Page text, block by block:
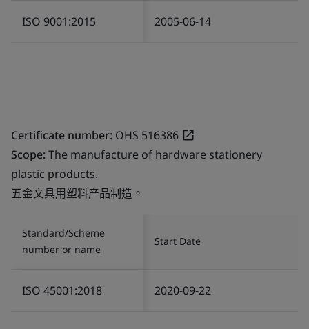
ISO 9001:2015 2005-06-14
Certificate number: OHS 516386
Scope:The manufacture of hardware stationery
plastic products.
五金文具用塑料产品制造。
Standard/Scheme
number or name
Start Date
ISO 45001:2018 2020-09-22